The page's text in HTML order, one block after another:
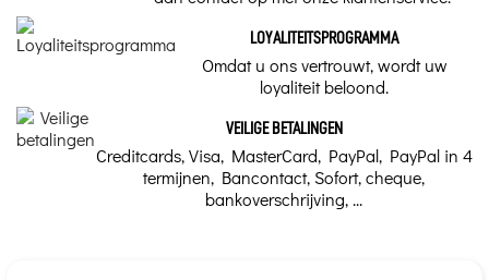
LOYALITEITSPROGRAMMA
Omdat u ons vertrouwt, wordt uw
loyaliteit beloond.
VEILIGE BETALINGEN
Creditcards, Visa, MasterCard, PayPal, PayPal in 4
termijnen, Bancontact, Sofort, cheque,
bankoverschrijving, ...